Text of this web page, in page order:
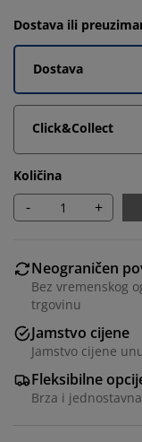
Dostava ili
Dostava
Click&Collect
Količina
- +
Neograničen
Bez vremenskog
trgovinu
Jamstvo cijene
Jamstvo cijene
Fleksibilne
Brza i